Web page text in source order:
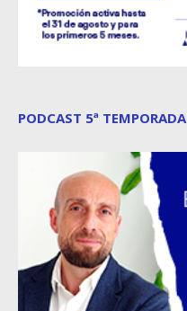
PODCAST 5ª TEMPORADA